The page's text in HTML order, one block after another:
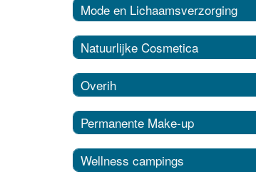
Mode en Lichaamsverzorging
Natuurlijke Cosmetica
Overih
Permanente Make-up
Wellness campings